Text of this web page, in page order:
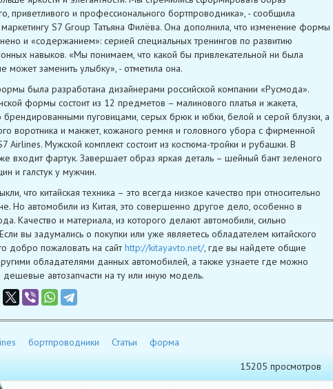
приветливого и профессионального бортпроводника», - сообщила
S7 Group Татьяна Филёва. Она дополнила, что изменение формы
и «содержанием»: серией специальных тренингов по развитию
навыков. «Мы понимаем, что какой бы привлекательной ни была
может заменить улыбку», - отметила она.
была разработана дизайнерами российской компании «Русмода».
формы состоит из 12 предметов – малинового платья и жакета,
брендированными пуговицами, серых брюк и юбки, белой и серой блузки, а
воротника и манжет, кожаного ремня и головного убора с фирменной
Airlines. Мужской комплект состоит из костюма-тройки и рубашки. В
входит фартук. Завершает образ яркая деталь – шейный бант зеленого
и галстук у мужчин.
что китайская техника – это всегда низкое качество при относительно
Но автомобили из Китая, это совершенно другое дело, особенно в
Качество и материала, из которого делают автомобили, сильно
вы задумались о покупки или уже являетесь обладателем китайского
добро пожаловать на сайтhttp://kitayavto.net/, где вы найдете общие
обладателями данных автомобилей, а также узнаете где можно
дешевые автозапчасти на ту или иную модель.
бортпроводники Статьи
форма
15205 просмотров